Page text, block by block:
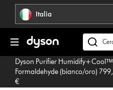
navigazione Italia
Cerca
su
dyson.it
Dyson Purifier Humidify+Coolᵀᴹ
Formaldehyde (bianco/oro) 799,00
€